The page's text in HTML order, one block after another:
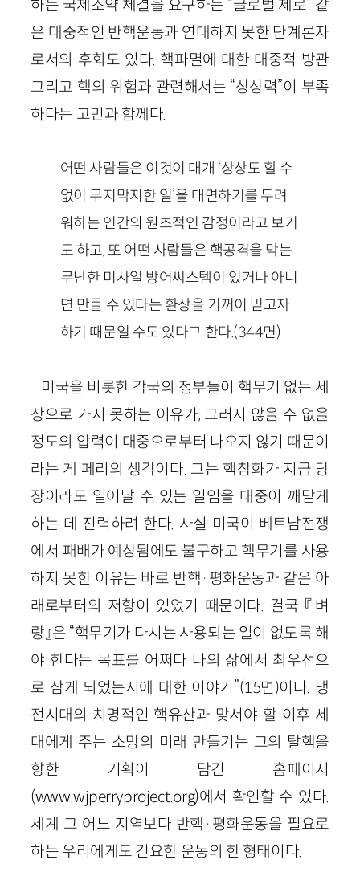
하는 국제조약 체결을 요구하는 “글로벌 제로” 같
은 대중적인 반핵운동과 연대하지 못한 단계론자
로서의 후회도 있다. 핵파멸에 대한 대중적 방관
그리고 핵의 위험과 관련해서는 “상상력”이 부족
하다는 고민과 함께다.
어떤 사람들은 이것이 대개 ‘상상도 할 수
없이 무지막지한 일’을 대면하기를 두려
워하는 인간의 원초적인 감정이라고 보기
도 하고, 또 어떤 사람들은 핵공격을 막는
무난한 미사일 방어씨스템이 있거나 아니
면 만들 수 있다는 환상을 기꺼이 믿고자
하기 때문일 수도 있다고 한다.(344면)
미국을 비롯한 각국의 정부들이 핵무기 없는 세
상으로 가지 못하는 이유가, 그러지 않을 수 없을
정도의 압력이 대중으로부터 나오지 않기 때문이
라는 게 페리의 생각이다. 그는 핵참화가 지금 당
장이라도 일어날 수 있는 일임을 대중이 깨닫게
하는 데 진력하려 한다. 사실 미국이 베트남전쟁
에서 패배가 예상됨에도 불구하고 핵무기를 사용
하지 못한 이유는 바로 반핵 · 평화운동과 같은 아
래로부터의 저항이 있었기 때문이다. 결국 『벼
랑』은 “핵무기가 다시는 사용되는 일이 없도록 해
야 한다는 목표를 어쩌다 나의 삶에서 최우선으
로 삼게 되었는지에 대한 이야기”(15면)이다. 냉
전시대의 치명적인 핵유산과 맞서야 할 이후 세
대에게 주는 소망의 미래 만들기는 그의 탈핵을
향한 기획이 담긴 홈페이지
(www.wjperryproject.org)에서 확인할 수 있다.
세계 그 어느 지역보다 반핵 · 평화운동을 필요로
하는 우리에게도 긴요한 운동의 한 형태이다.